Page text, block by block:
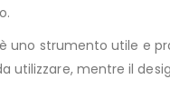
è uno strumento utile e
utilizzare, mentre il